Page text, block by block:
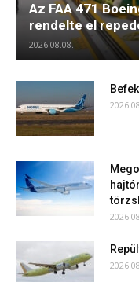
Az FAA 471
rendelte el
2026.08.08.